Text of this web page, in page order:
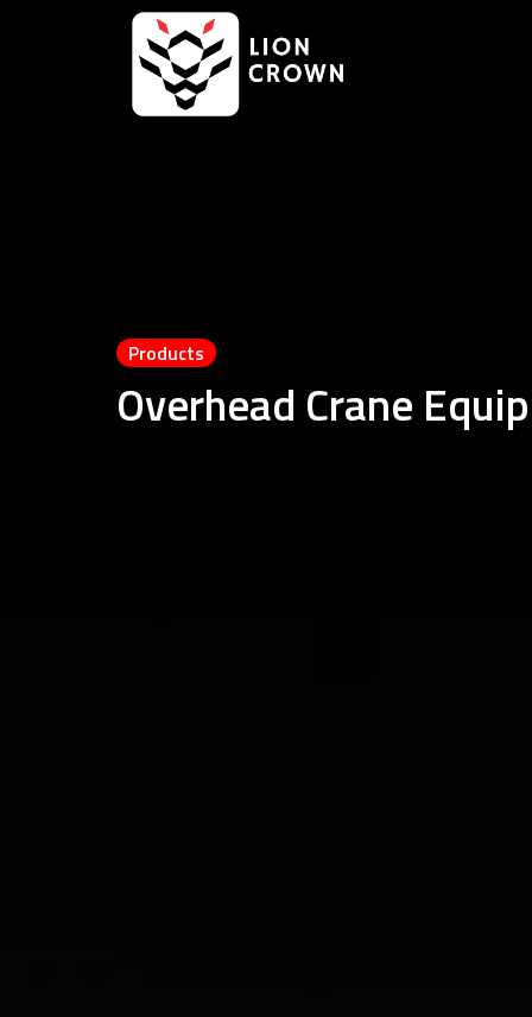
Products
Overhead Crane